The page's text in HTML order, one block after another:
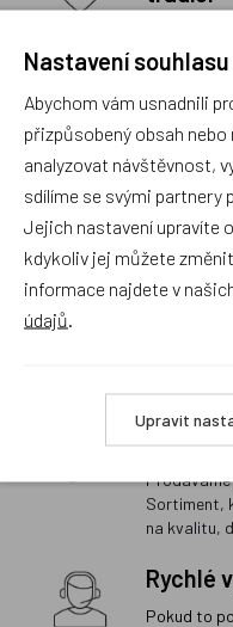
znát.
základem
úžasných
Na naší
batohů a
vše.
dálku.
Kvalita
Sortiment,
na kvalitu,
Rychlé
Pokud to
Nastavení
Abychom vám usnadnili
přizpůsobený obsah
analyzovat návštěvnost,
sdílíme se svými partnery
Jejich nastavení upravíte
kdykoliv jej můžete
informace najdete v
údajů
Upravit